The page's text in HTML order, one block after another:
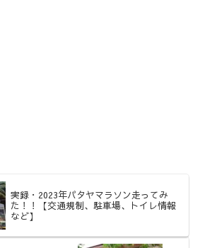
実録・2023年パタヤマラソン走ってみ
た！！【交通規制、駐車場、トイレ情報
など】